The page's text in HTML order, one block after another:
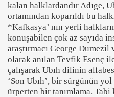
kalan halklardandır Adıge,
ortamından koparıldı bu
*Kafkasya’ nın yerli
konuşabilen çok az sayıda
araştırmacı George Dumezil
olarak anılan Tevfik Esenç
çalışarak Ubıh dilinin
‘Son Ubıh’, bir sürgünün yol
ürperten bir tanımlama. Tabi